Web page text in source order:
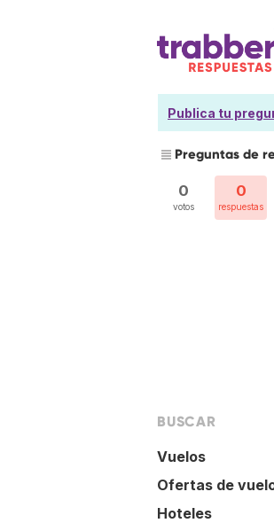
Publica tu
Preguntas de
0
votos
0
respuestas
BUSCAR
Vuelos
Ofertas de
Hoteles